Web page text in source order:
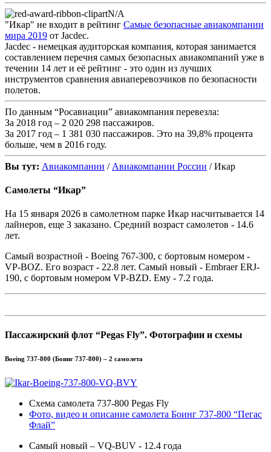
N/A
"Икар" не входит в рейтинг Самые безопасные авиакомпании
мира 2019 от Jacdec.
Jacdec - немецкая аудиторская компания, которая занимается
составлением перечня самых безопасных авиакомпаний уже в
течении 14 лет и её рейтинг - это один из лучших
инструментов сравнения авиаперевозчиков по безопасности
полетов.
По данным “Росавиации” авиакомпания перевезла:
За 2018 год – 2 020 298 пассажиров.
За 2017 год – 1 381 030 пассажиров. Это на 39,8% процента
больше, чем в 2016 году.
Вы тут: Авиакомпании / Авиакомпании России / Икар
Самолеты “Икар”
На 15 января 2026 в самолетном парке Икар насчитывается 14
лайнеров, еще 3 заказано. Средний возраст самолетов - 14.6
лет.
Самый возрастной - Boeing 767-300, с бортовым номером -
VP-BOZ. Его возраст - 22.8 лет. Самый новый - Embraer ERJ-
190, с бортовым номером VP-BZD. Ему - 7.2 года.
Пассажирский флот “Pegas Fly”. Фотографии и схемы
Boeing 737-800 (Боинг 737-800) – 2 самолета
Схема самолета 737-800 Pegas Fly
Фото, видео и описание самолета Боинг 737-800 “Пегас
Флай”
Самый новый – VQ-BUV - 12.4 года